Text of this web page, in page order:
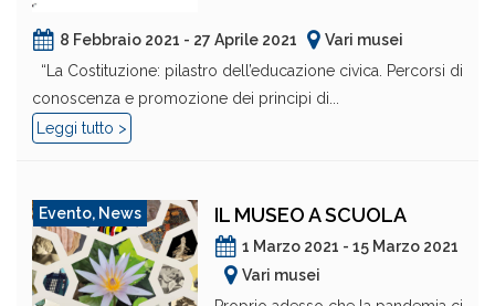
8 Febbraio 2021 - 27 Aprile 2021
Vari musei
“La Costituzione: pilastro dell’educazione civica. Percorsi di
conoscenza e promozione dei principi di...
Leggi tutto >
Evento, News IL MUSEO A SCUOLA
1 Marzo 2021 - 15 Marzo 2021
Vari musei